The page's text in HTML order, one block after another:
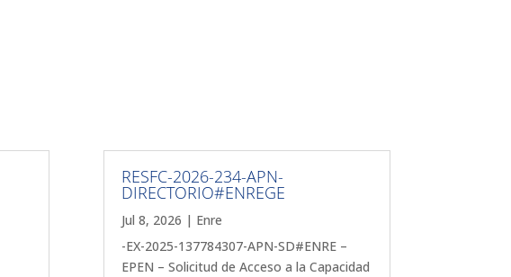
RESFC-2026-234-APN-
DIRECTORIO#ENREGE
Jul 8, 2026 | Enre
-EX-2025-137784307-APN-SD#ENRE –
EPEN – Solicitud de Acceso a la Capacidad